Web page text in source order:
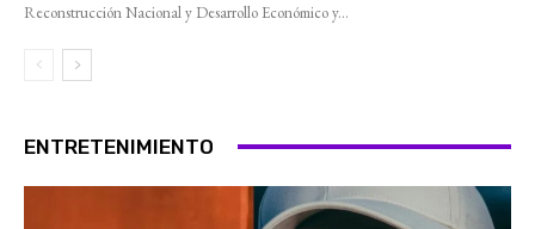
Reconstrucción Nacional y Desarrollo Económico y...
ENTRETENIMIENTO